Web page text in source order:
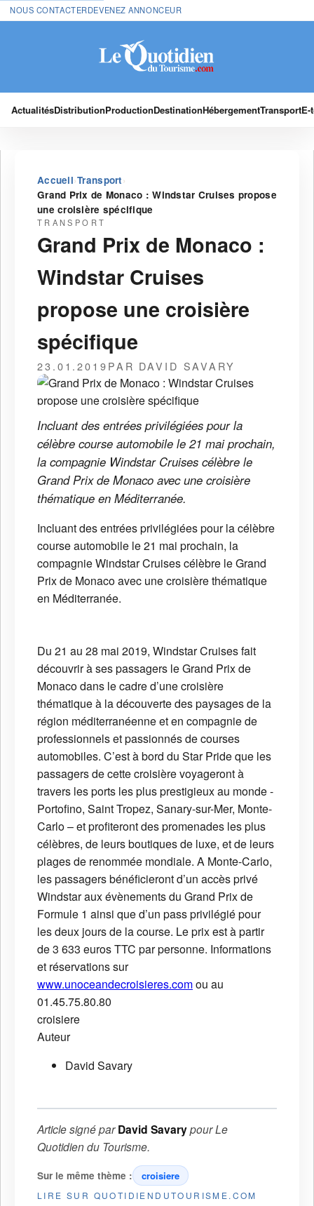
NOUS CONTACTERDEVENEZ ANNONCEUR
ActualitésDistributionProductionDestinationHébergementTransport
Accueil›Transport ›
Grand Prix de Monaco : Windstar Cruises propose
une croisière spécifique
TRANSPORT
Grand Prix de Monaco :
Windstar Cruises
propose une croisière
spécifique
23.01.2019PAR DAVID SAVARY
Incluant des entrées privilégiées pour la
célèbre course automobile le 21 mai prochain,
la compagnie Windstar Cruises célèbre le
Grand Prix de Monaco avec une croisière
thématique en Méditerranée.
Incluant des entrées privilégiées pour la célèbre
course automobile le 21 mai prochain, la
compagnie Windstar Cruises célèbre le Grand
Prix de Monaco avec une croisière thématique
en Méditerranée.
Du 21 au 28 mai 2019, Windstar Cruises fait
découvrir à ses passagers le Grand Prix de
Monaco dans le cadre d’une croisière
thématique à la découverte des paysages de la
région méditerranéenne et en compagnie de
professionnels et passionnés de courses
automobiles. C’est à bord du Star Pride que les
passagers de cette croisière voyageront à
travers les ports les plus prestigieux au monde -
Portofino, Saint Tropez, Sanary-sur-Mer, Monte-
Carlo – et profiteront des promenades les plus
célèbres, de leurs boutiques de luxe, et de leurs
plages de renommée mondiale. A Monte-Carlo,
les passagers bénéficieront d’un accès privé
Windstar aux évènements du Grand Prix de
Formule 1 ainsi que d’un pass privilégié pour
les deux jours de la course. Le prix est à partir
de 3 633 euros TTC par personne. Informations
et réservations sur
www.unoceandecroisieres.comou au
01.45.75.80.80
croisiere
Auteur
David Savary
Article signé parDavid SavarypourLe
Quotidien du Tourisme.
Sur le même thème : croisiere
LIRE SUR QUOTIDIENDUTOURISME.COM